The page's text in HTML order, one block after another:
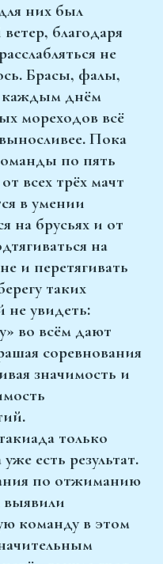
них был
благодаря
не
Брасы, фалы,
днём
мореходов всё
Пока
по пять
всех трёх мачт
в умении
на брусьях и от
на
и перетягивать
таких
не увидеть:
во всём дают
соревнования
значимость и
только
уже есть результат.
по отжиманию
выявили
команду в этом